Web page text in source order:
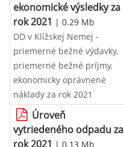
ekonomické výsledky za
rok 2021 | 0.29 Mb
DD v Klížskej Nemej -
priemerné bežné výdavky,
priemerné bežné príjmy,
ekonomicky oprávnené
náklady za rok 2021
Úroveň
vytriedeného odpadu za
rok 2021 | 0.13 Mb